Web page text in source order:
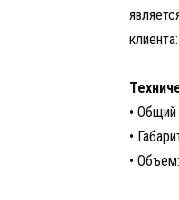
• Общий
•
•